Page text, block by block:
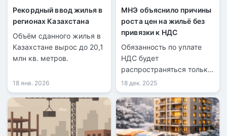
Рекордный ввод жилья в
регионах Казахстана
Объём сданного жилья в
Казахстане вырос до 20,1
млн кв. метров.
18 янв. 2026
МНЭ объяснило причины
роста цен на жильё без
привязки к НДС
Обязанность по уплате
НДС будет
распространяться только
на новые проекты.
18 дек. 2025